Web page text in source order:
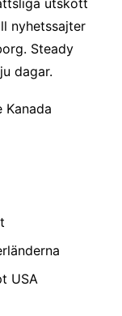
utskott
nyhetssajter
Steady
dagar.
USA